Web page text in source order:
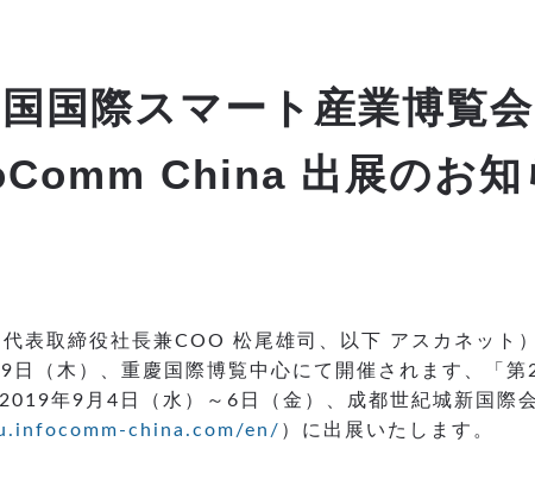
国際スマート産業博覧会
China 出展のお知
表取締役社長兼COO 松尾雄司、以下 アスカネット
（木）、重慶国際博覧中心にて開催されます、「第
年9月4日（水）～6日（金）、成都世紀城新国際
china.com/en/ ）に出展いたします。